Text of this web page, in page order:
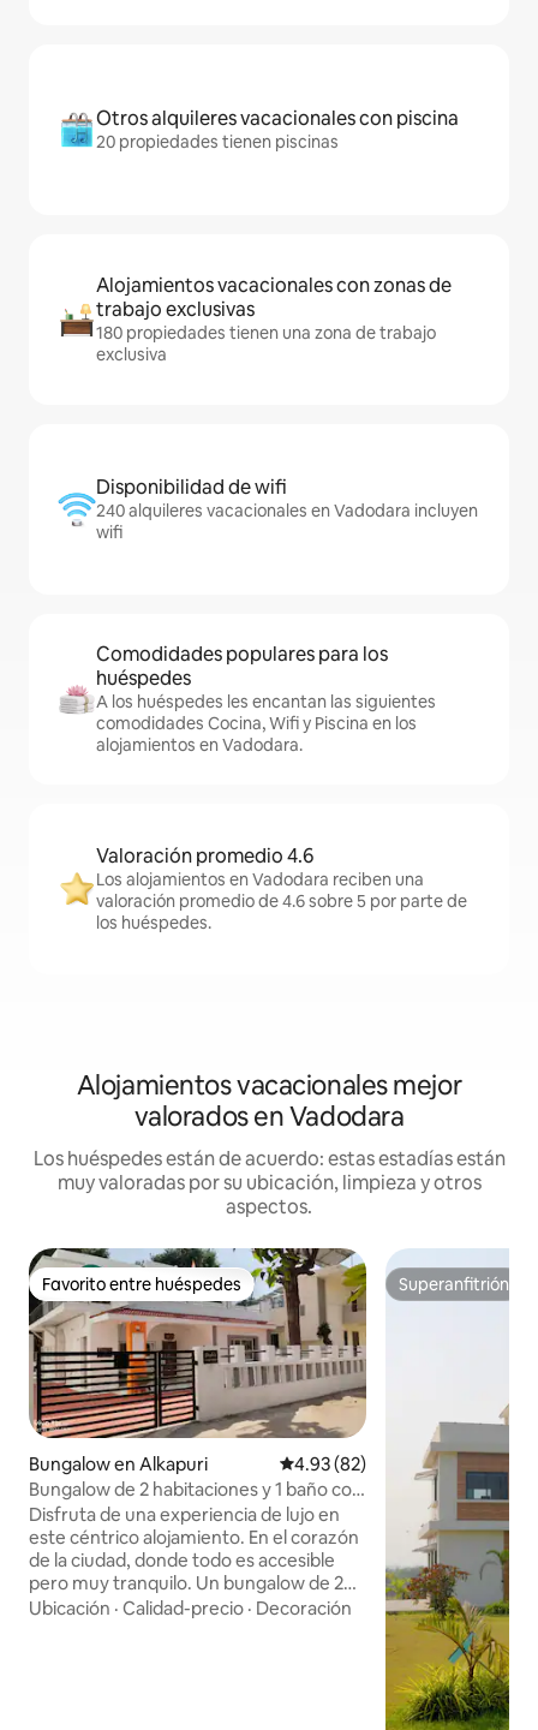
Otros alquileres vacacionales con piscina
20 propiedades tienen piscinas
Alojamientos vacacionales con zonas de
trabajo exclusivas
180 propiedades tienen una zona de trabajo
exclusiva
Disponibilidad de wifi
240 alquileres vacacionales en Vadodara incluyen
wifi
Comodidades populares para los
huéspedes
A los huéspedes les encantan las siguientes
comodidades Cocina, Wifi y Piscina en los
alojamientos en Vadodara.
Valoración promedio 4.6
Los alojamientos en Vadodara reciben una
valoración promedio de 4.6 sobre 5 por parte de
los huéspedes.
Alojamientos vacacionales mejor
valorados en Vadodara
Los huéspedes están de acuerdo: estas estadías están
muy valoradas por su ubicación, limpieza y otros
aspectos.
Favorito entre huéspedes
Favorito entre huéspedes
Bungalow en Alkapuri Calificación promedio: 4.93 de
4.93 (82)
Bungalow de 2 habitaciones y 1 baño con
ubicación céntrica | Alojamiento familiar
Disfruta de una experiencia de lujo en
este céntrico alojamiento. En el corazón
de la ciudad, donde todo es accesible
pero muy tranquilo. Un bungalow de 2
dormitorios con amplio espacio para
Ubicación · Calidad-precio · Decoración
Superanfitrión
Superanfitrión